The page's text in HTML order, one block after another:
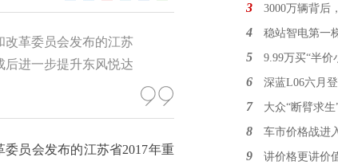
改革委员会发布的江苏
后进一步提升东风悦达
员会发布的江苏省2017年重
3 3000万辆背后
4 稳站智电第一
5 9.99万买“半价
6 深蓝L06六月
7 大众“断臂求
8 车市价格战进
9 讲价格更讲价